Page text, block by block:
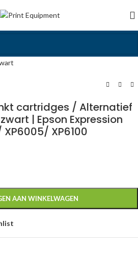
cartridges / Alternatief
| Epson Expression
XP6100
AAN WINKELWAGEN